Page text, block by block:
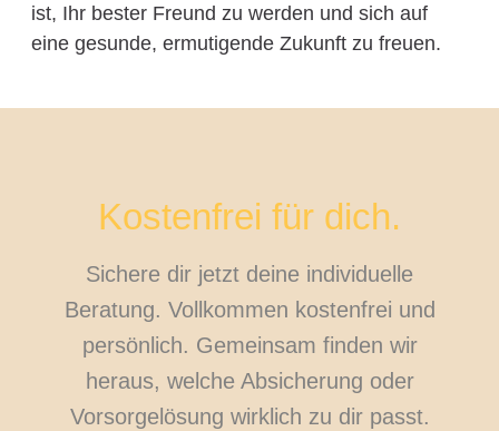
ist, Ihr bester Freund zu werden und sich auf
eine gesunde, ermutigende Zukunft zu freuen.
Kostenfrei für dich.
Sichere dir jetzt deine individuelle
Beratung. Vollkommen kostenfrei und
persönlich. Gemeinsam finden wir
heraus, welche Absicherung oder
Vorsorgelösung wirklich zu dir passt.